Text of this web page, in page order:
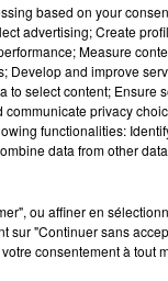
based on your
advertising; Create
Measure
Develop and improve
select content; Ensure
privacy
functionalities:
data from other
ou affiner en
sur "Continuer sans
consentement à tout